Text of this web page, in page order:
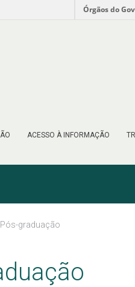
Órgãos do
ACESSO À INFORMAÇÃO
Pós-graduação